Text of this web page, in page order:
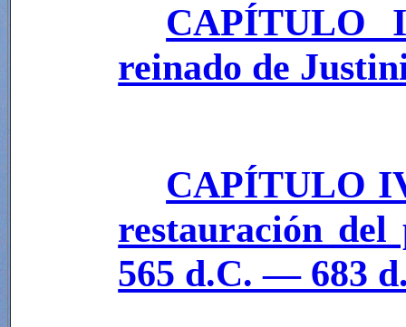
CAPÍTULO
reinado de
CAPÍTULO
restauración
565 d.C. — 683